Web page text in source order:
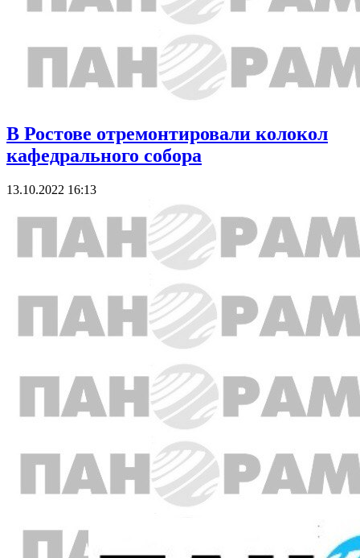
В Ростове отремонтировали колокол
кафедрального собора
13.10.2022 16:13